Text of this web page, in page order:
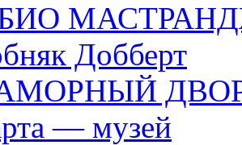
Добберт
— музей